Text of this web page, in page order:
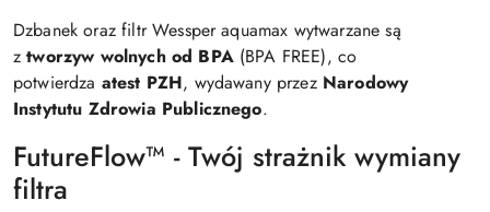
Dzbanek oraz filtr Wessper aquamax wytwarzane są
ztworzyw wolnych od BPA(BPA FREE), co
potwierdza atest PZH, wydawany przez Narodowy
Instytutu Zdrowia Publicznego.
FutureFlow™ - Twój strażnik wymiany
filtra